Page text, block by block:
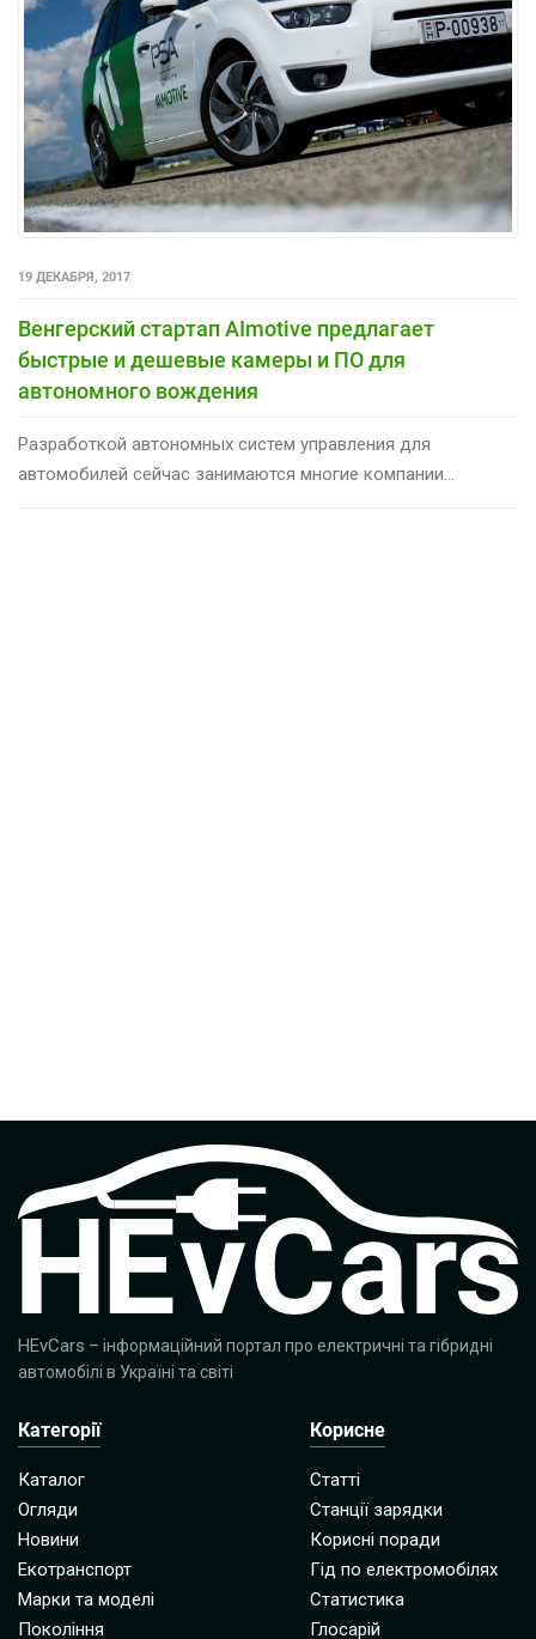
19 ДЕКАБРЯ, 2017
Венгерский стартап AImotive предлагает
быстрые и дешевые камеры и ПО для
автономного вождения
Разработкой автономных систем управления для
автомобилей сейчас занимаются многие компании...
HEvCars – інформаційний портал про електричні та гібридні
автомобілі в Україні та світі
Категорії
Каталог
Огляди
Новини
Екотранспорт
Марки та моделі
Покоління
Корисне
Статті
Станції зарядки
Корисні поради
Гід по електромобілях
Статистика
Глосарій